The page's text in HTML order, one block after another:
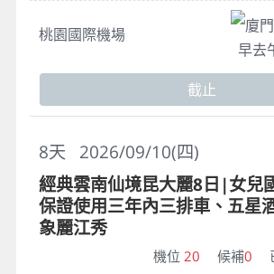
桃園國際機場
廈
早去
截止
2026/09/10(四)
8天
經典雲南仙境昆大麗8日|女兒
保證使用三年內三排車、五星
象麗江秀
機位 20 候補0